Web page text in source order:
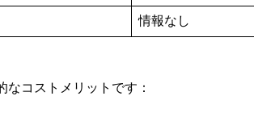
情報なし
コストメリットです：